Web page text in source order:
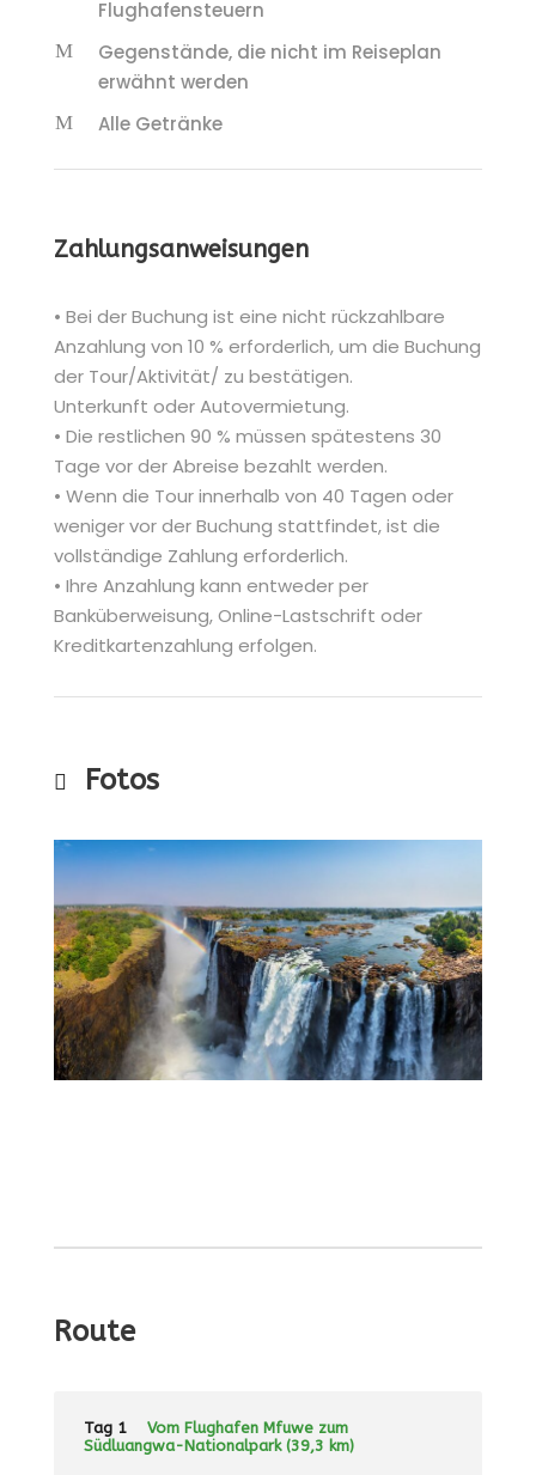
Flughafensteuern
Gegenstände, die nicht im Reiseplan
erwähnt werden
Alle Getränke
Zahlungsanweisungen
• Bei der Buchung ist eine nicht rückzahlbare
Anzahlung von 10 % erforderlich, um die Buchung
der Tour/Aktivität/ zu bestätigen.
Unterkunft oder Autovermietung.
• Die restlichen 90 % müssen spätestens 30
Tage vor der Abreise bezahlt werden.
• Wenn die Tour innerhalb von 40 Tagen oder
weniger vor der Buchung stattfindet, ist die
vollständige Zahlung erforderlich.
• Ihre Anzahlung kann entweder per
Banküberweisung, Online-Lastschrift oder
Kreditkartenzahlung erfolgen.
Fotos
Route
Tag 1
Vom Flughafen Mfuwe zum
Südluangwa-Nationalpark (39,3 km)